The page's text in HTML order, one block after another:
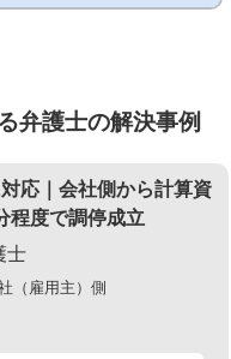
弁護士の解決事例
応｜会社側から計算資
程度で調停成立
士
（雇用主）側